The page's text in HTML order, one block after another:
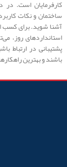
کارفرمایان است. در
ساختمان و نکات
آشنا شوید. برای کسب
استانداردهای روز،
پشتیبانی در ارتباط
باشند و بهترین